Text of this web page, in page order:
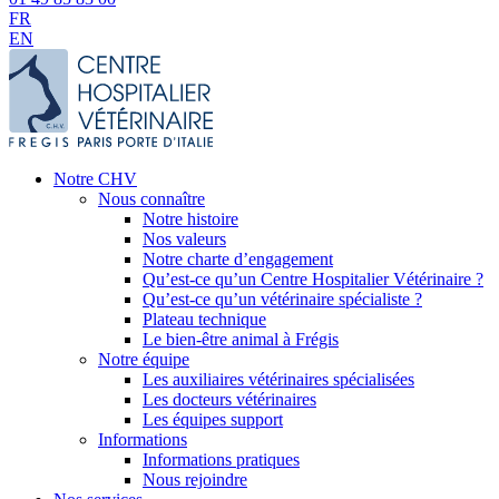
FR
EN
Notre CHV
Nous connaître
Notre histoire
Nos valeurs
Notre charte d’engagement
Qu’est-ce qu’un Centre Hospitalier Vétérinaire ?
Qu’est-ce qu’un vétérinaire spécialiste ?
Plateau technique
Le bien-être animal à Frégis
Notre équipe
Les auxiliaires vétérinaires spécialisées
Les docteurs vétérinaires
Les équipes support
Informations
Informations pratiques
Nous rejoindre